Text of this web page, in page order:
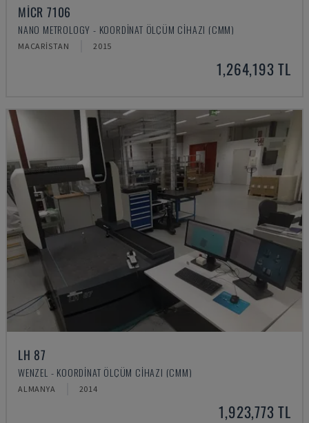
MICR 7106
NANO METROLOGY - KOORDINAT ÖLÇÜM CIHAZI (CMM)
MACARISTAN 2015
1,264,193 TL
LH 87
WENZEL - KOORDINAT ÖLÇÜM CIHAZI (CMM)
ALMANYA 2014
1,923,773 TL